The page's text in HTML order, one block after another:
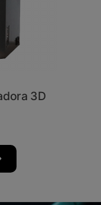
3D